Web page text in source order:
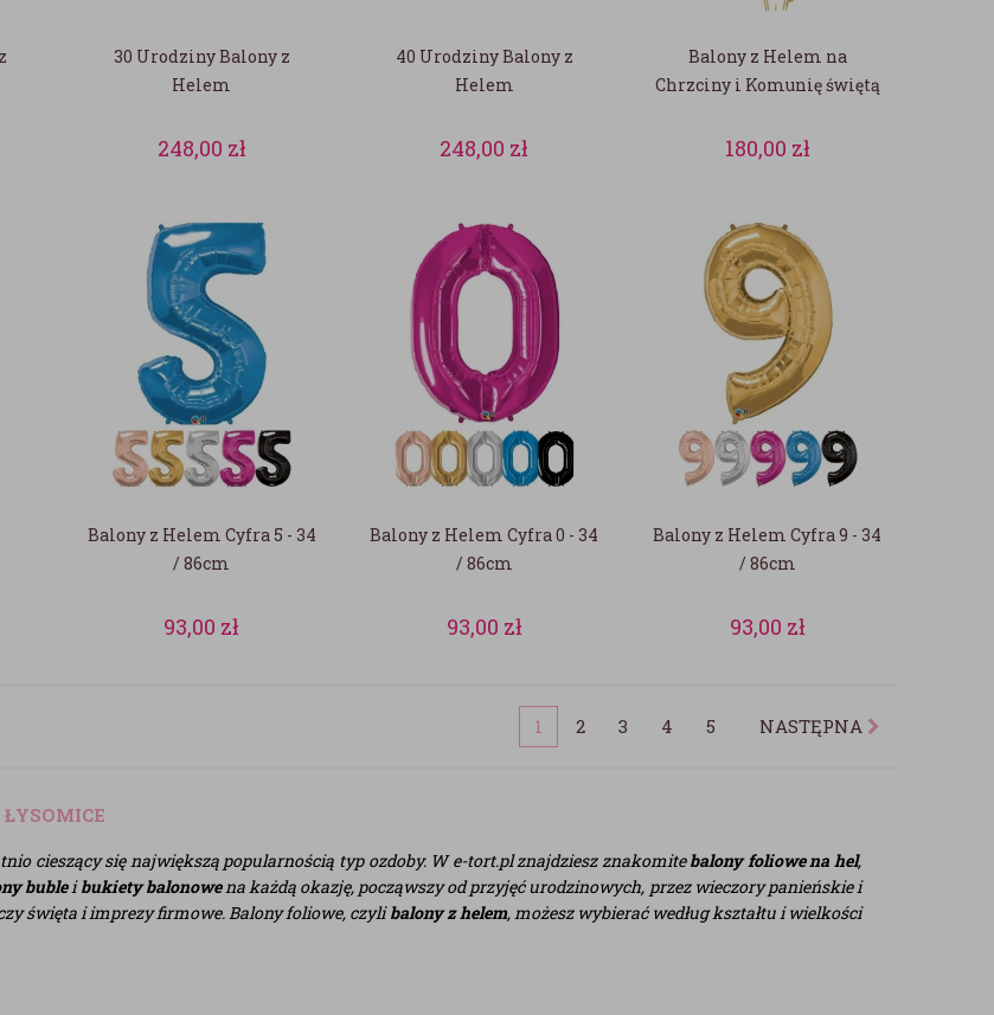
30 Urodziny Balony z
Helem
248,00 zł
40 Urodziny Balony z
Helem
248,00 zł
Balony z Helem na
Chrzciny i Komunię świętą
180,00 zł
Balony z Helem Cyfra 5 - 34
/ 86cm
93,00 zł
Balony z Helem Cyfra 0 - 34
/ 86cm
93,00 zł
Balony z Helem Cyfra 9 - 34
/ 86cm
93,00 zł
1 2 3 4 5 NASTĘPNA
cieszący się największą popularnością typ ozdoby. W e-tort.pl znajdziesz znakomitebalony foliowe na hel,
bubleibukiety balonowena każdą okazję, począwszy od przyjęć urodzinowych, przez wieczory panieńskie i
święta i imprezy firmowe. Balony foliowe, czylibalony z helem, możesz wybierać według kształtu i wielkości